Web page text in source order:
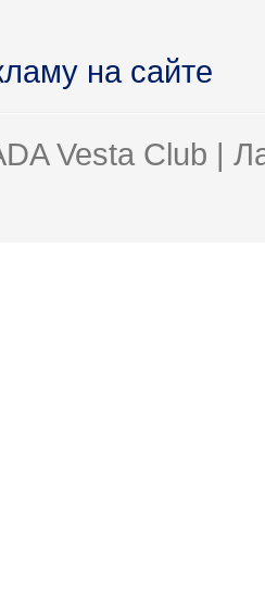
на сайте
Vesta Club |